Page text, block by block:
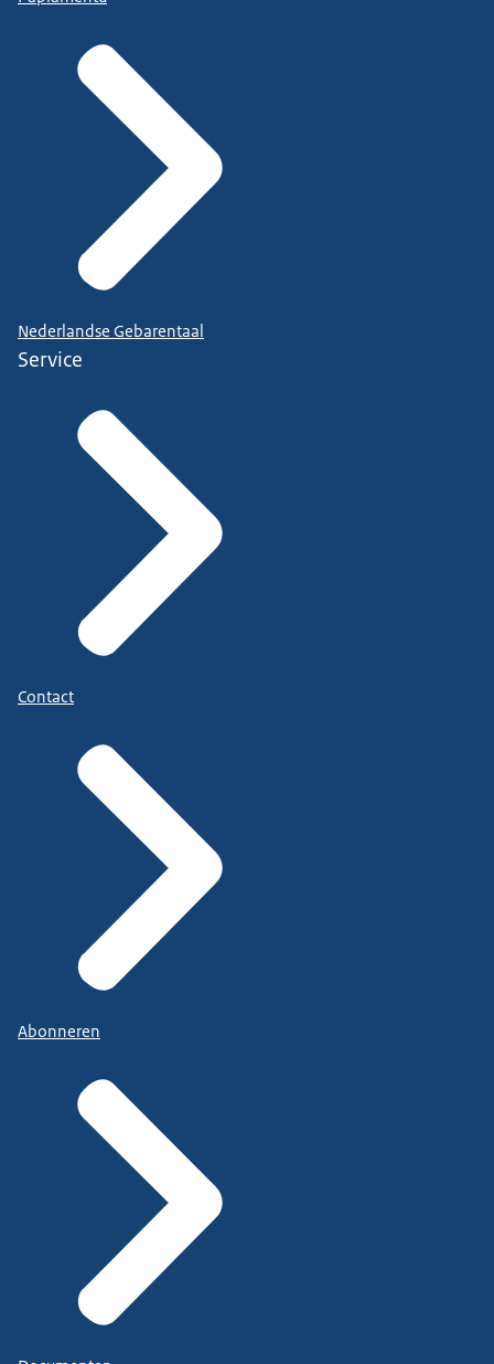
Nederlandse Gebarentaal
Service
Contact
Abonneren